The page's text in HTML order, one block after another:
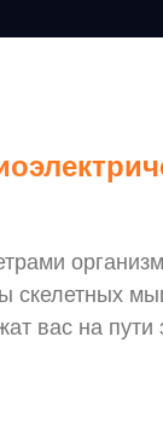
скелетных
вас на пути